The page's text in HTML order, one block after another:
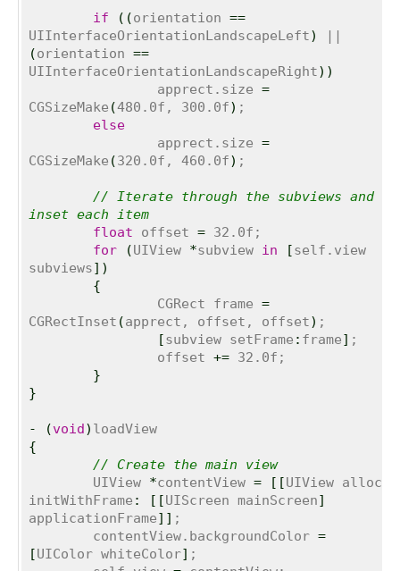
if ( (orientation ==
UIInterfaceOrientationLandscapeLeft)
(orientation ==
UIInterfaceOrientationLandscapeRight) )
		apprect.size
=
CGSizeMake (480.0f, 300.0f) ;
else
		apprect.size
=
CGSizeMake (320.0f, 460.0f) ;
// Iterate through the subviews and
inset each item
float offset = 32.0f;
for
(UIView *subview in [self.view
subviews] )
{
		CGRect frame
=
CGRectInset (apprect, offset, offset) ;
[subview setFrame : frame] ;
		offset
+= 32.0f;
}
}
- (void)
{
// Create the main view
	UIView
*contentView = [ [UIView alloc
initWithFrame : [ [UIScreen mainScreen]
applicationFrame] ] ;
	contentView.backgroundColor
=
[UIColor whiteColor] ;